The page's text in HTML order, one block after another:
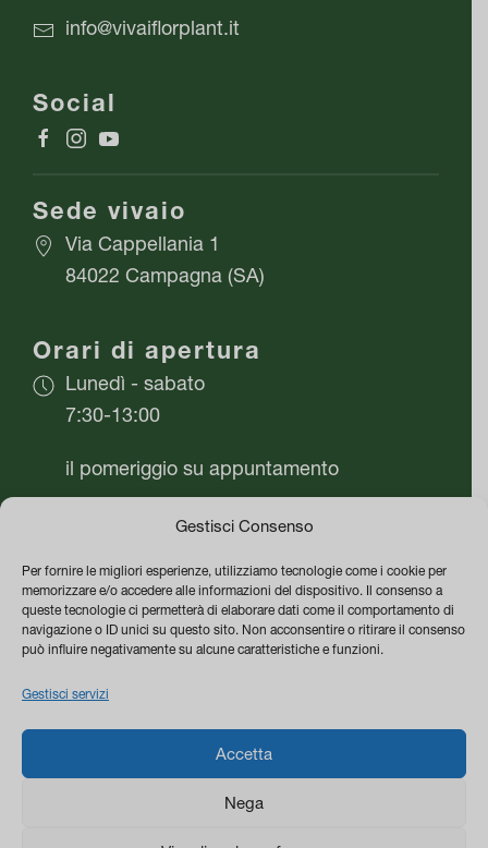
Gestisci Consenso
Per fornire le migliori esperienze, utilizziamo tecnologie come i cookie per
memorizzare e/o accedere alle informazioni del dispositivo. Il consenso a
queste tecnologie ci permetterà di elaborare dati come il comportamento di
navigazione o ID unici su questo sito. Non acconsentire o ritirare il consenso
può influire negativamente su alcune caratteristiche e funzioni.
Gestisci servizi
Accetta
Nega
nella
del
prodotto
info@vivaiflorplant.it
Social
Sede vivaio
Via Cappellania 1
84022 Campagna (SA)
Orari di apertura
Lunedì - sabato
7:30-13:00
il pomeriggio su appuntamento
Azienda
Vivai Flor Plant di Mario Cafaro
P.IVA 05542480651
PEC vivaiflorplant@pec.it
Termini e Condizioni di vendita